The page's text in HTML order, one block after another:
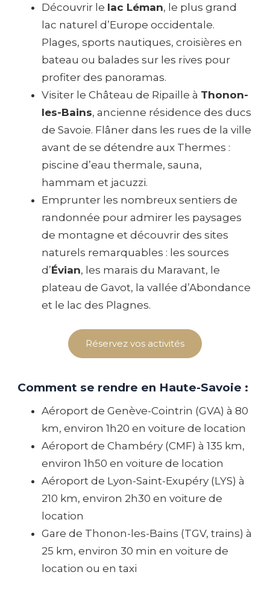
Découvrir le lac Léman, le plus grand
lac naturel d’Europe occidentale.
Plages, sports nautiques, croisières en
bateau ou balades sur les rives pour
profiter des panoramas.
Visiter le Château de Ripaille à Thonon-
les-Bains, ancienne résidence des ducs
de Savoie. Flâner dans les rues de la ville
avant de se détendre aux Thermes :
piscine d’eau thermale, sauna,
hammam et jacuzzi.
Emprunter les nombreux sentiers de
randonnée pour admirer les paysages
de montagne et découvrir des sites
naturels remarquables : les sources
d’Évian, les marais du Maravant, le
plateau de Gavot, la vallée d’Abondance
et le lac des Plagnes.
Réservez vos activités
Comment se rendre en Haute-Savoie :
Aéroport de Genève-Cointrin (GVA) à 80
km, environ 1h20 en voiture de location
Aéroport de Chambéry (CMF) à 135 km,
environ 1h50 en voiture de location
Aéroport de Lyon-Saint-Exupéry (LYS) à
210 km, environ 2h30 en voiture de
location
Gare de Thonon-les-Bains (TGV, trains) à
25 km, environ 30 min en voiture de
location ou en taxi